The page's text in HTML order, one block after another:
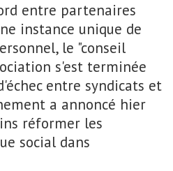
entre partenaires
instance unique de
le "conseil
s'est terminée
entre syndicats et
a annoncé hier
réformer les
social dans